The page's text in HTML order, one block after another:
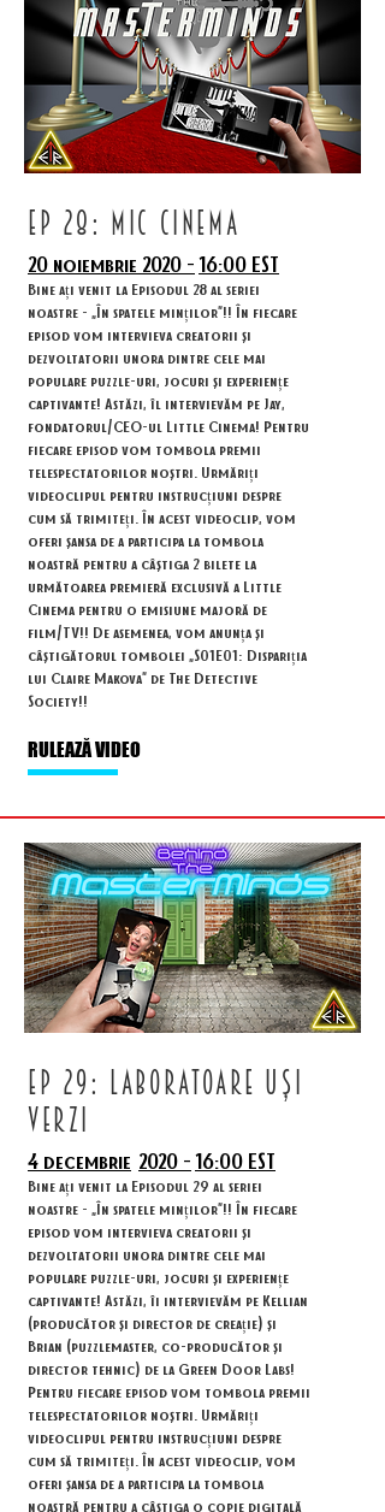
ep 28: MIC CINEMA
20 noiembrie 2020 - 16:00 EST
Bine ați venit la Episodul 28 al seriei
noastre - „În spatele minților”!! În fiecare
episod vom intervieva creatorii și
dezvoltatorii unora dintre cele mai
populare puzzle-uri, jocuri și experiențe
captivante! Astăzi, îl intervievăm pe Jay,
fondatorul/CEO-ul Little Cinema! Pentru
fiecare episod vom tombola premii
telespectatorilor noștri. Urmăriți
videoclipul pentru instrucțiuni despre
cum să trimiteți. În acest videoclip, vom
oferi șansa de a participa la tombola
noastră pentru a câștiga 2 bilete la
următoarea premieră exclusivă a Little
Cinema pentru o emisiune majoră de
film/TV!! De asemenea, vom anunța și
câștigătorul tombolei „S01E01: Dispariția
lui Claire Makova” de The Detective
Society!!
RULEAZĂ VIDEO
ep 29: laboratoare uși
verzi
4 decembrie 2020 - 16:00 EST
Bine ați venit la Episodul 29 al seriei
noastre - „În spatele minților”!! În fiecare
episod vom intervieva creatorii și
dezvoltatorii unora dintre cele mai
populare puzzle-uri, jocuri și experiențe
captivante! Astăzi, îi intervievăm pe Kellian
(producător și director de creație) și
Brian (puzzlemaster, co-producător și
director tehnic) de la Green Door Labs!
Pentru fiecare episod vom tombola premii
telespectatorilor noștri. Urmăriți
videoclipul pentru instrucțiuni despre
cum să trimiteți. În acest videoclip, vom
oferi șansa de a participa la tombola
noastră pentru a câștiga o copie digitală